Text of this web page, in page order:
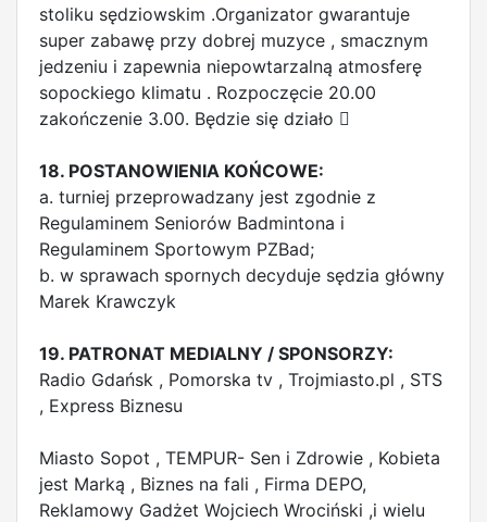
stoliku sędziowskim .Organizator gwarantuje
super zabawę przy dobrej muzyce , smacznym
jedzeniu i zapewnia niepowtarzalną atmosferę
sopockiego klimatu . Rozpoczęcie 20.00
zakończenie 3.00. Będzie się działo 
18. POSTANOWIENIA KOŃCOWE:
a. turniej przeprowadzany jest zgodnie z
Regulaminem Seniorów Badmintona i
Regulaminem Sportowym PZBad;
b. w sprawach spornych decyduje sędzia główny
Marek Krawczyk
19. PATRONAT MEDIALNY / SPONSORZY:
Radio Gdańsk , Pomorska tv , Trojmiasto.pl , STS
, Express Biznesu
Miasto Sopot , TEMPUR- Sen i Zdrowie , Kobieta
jest Marką , Biznes na fali , Firma DEPO,
Reklamowy Gadżet Wojciech Wrociński ,i wielu